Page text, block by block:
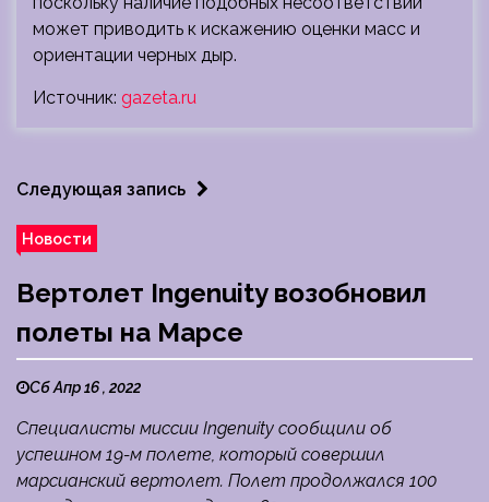
может приводить к искажению оценки масс и
ориентации черных дыр.
Источник: gazeta.ru
Следующая запись
Новости
Вертолет Ingenuity возобновил
полеты на Марсе
Сб Апр 16 , 2022
Специалисты миссии Ingenuity сообщили об
успешном 19-м полете, который совершил
марсианский вертолет. Полет продолжался 100